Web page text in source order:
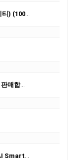
(1000불)
네고가능)
요(새상품)